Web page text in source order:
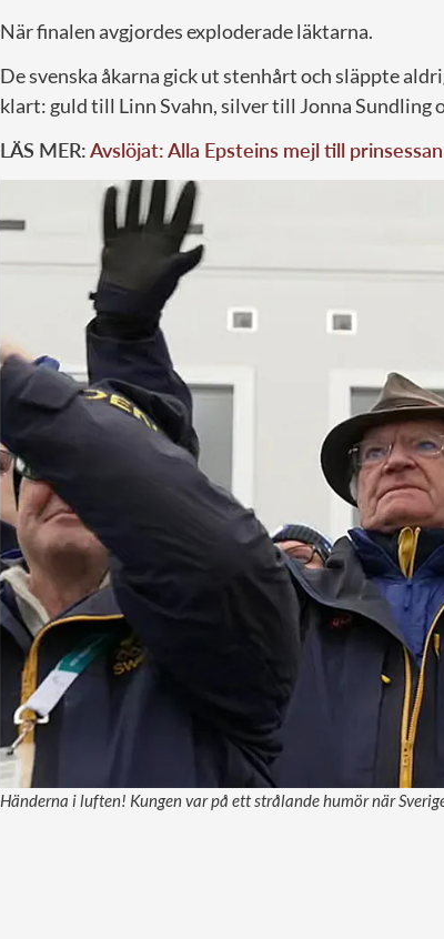
När finalen avgjordes exploderade läktarna.
De svenska åkarna gick ut stenhårt och släppte
klart: guld till Linn Svahn, silver till Jonna Sundling
LÄS MER:Avslöjat: Alla Epsteins mejl till
Händerna i luften! Kungen var på ett strålande humör när